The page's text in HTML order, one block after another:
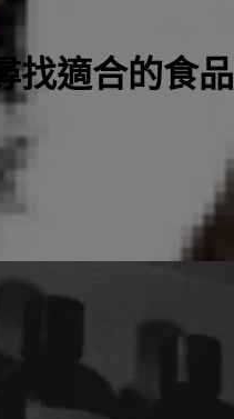
找適合的食品